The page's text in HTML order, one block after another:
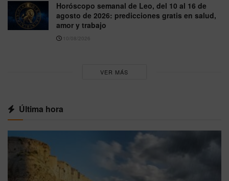
Horóscopo semanal de Leo, del 10 al 16 de
agosto de 2026: predicciones gratis en salud,
amor y trabajo
10/08/2026
VER MÁS
Última hora